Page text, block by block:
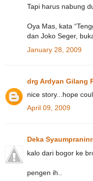
Tapi harus nabung
Oya Mas, kata
dan Joko Seger,
January 28, 2009
drg Ardyan Gilang
nice story...hope
April 09, 2009
Deka
kalo dari bogor ke
pengen ih..